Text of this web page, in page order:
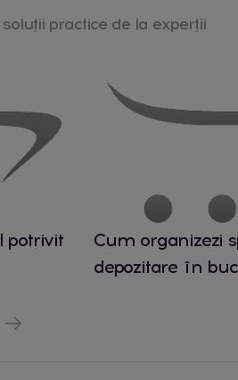
practice de la experții
potrivit
Cum organizezi
depozitare în